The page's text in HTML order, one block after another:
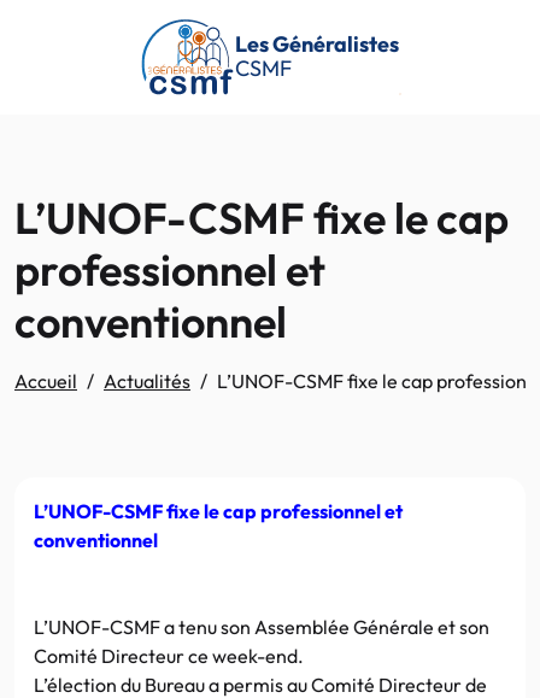
Passer au contenu principal
Les Généralistes
CSMF
L’UNOF-CSMF fixe le cap
professionnel et
conventionnel
Accueil Actualités L’UNOF-CSMF fixe le cap
L’UNOF-CSMF fixe le cap professionnel et
conventionnel
L’UNOF-CSMF a tenu son Assemblée Générale et son
Comité Directeur ce week-end.
L’élection du Bureau a permis au Comité Directeur de